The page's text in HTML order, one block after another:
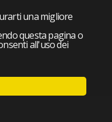
una migliore
questa pagina o
all'uso dei